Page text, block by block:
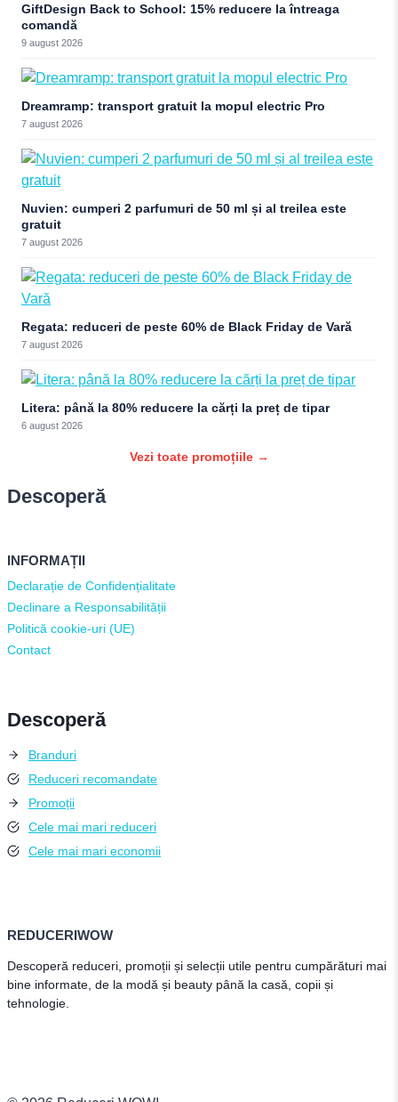
GiftDesign Back to School: 15% reducere la întreaga
comandă
9 august 2026
Dreamramp: transport gratuit la mopul electric Pro
7 august 2026
Nuvien: cumperi 2 parfumuri de 50 ml și al treilea este
gratuit
7 august 2026
Regata: reduceri de peste 60% de Black Friday de Vară
7 august 2026
Litera: până la 80% reducere la cărți la preț de tipar
6 august 2026
Vezi toate promoțiile →
Descoperă
INFORMAȚII
Declarație de Confidențialitate
Declinare a Responsabilității
Politică cookie-uri (UE)
Contact
Descoperă
Branduri
Reduceri recomandate
Promoții
Cele mai mari reduceri
Cele mai mari economii
REDUCERIWOW
Descoperă reduceri, promoții și selecții utile pentru cumpărături mai
bine informate, de la modă și beauty până la casă, copii și
tehnologie.